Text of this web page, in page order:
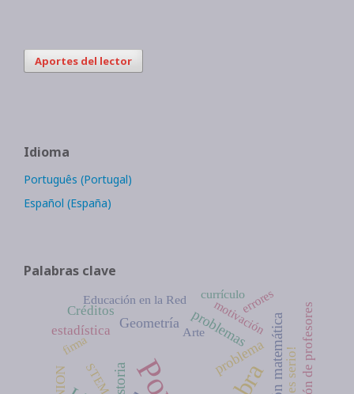
Aportes del lector
Idioma
Português (Portugal)
Español (España)
Palabras clave
problema
Geometría problemas
estadística
Créditos motivación
STEM
Educación en la Red errores
firma
Arte
currículo